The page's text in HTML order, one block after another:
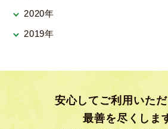
2020年
2019年
安心してご利用いた
最善を尽くしま